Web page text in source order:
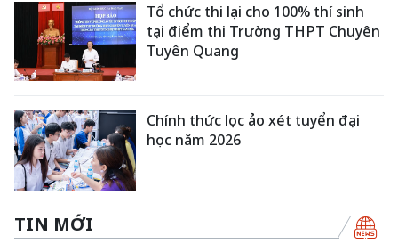
Tổ chức thi lại cho 100% thí sinh
tại điểm thi Trường THPT Chuyên
Tuyên Quang
Chính thức lọc ảo xét tuyển đại
học năm 2026
TIN MỚI